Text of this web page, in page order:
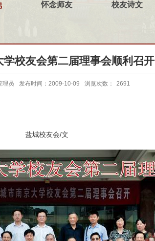
怀念师友 校友诗文
学校友会第二届理事会顺利召开
理员 发布时间：2009-10-09 浏览次数： 2691
盐城校友会/文